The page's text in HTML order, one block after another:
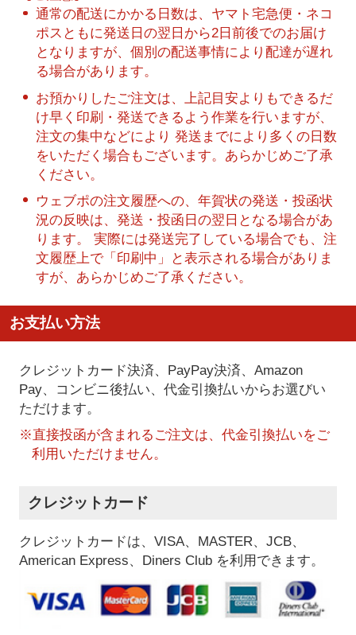
通常の配送にかかる日数は、ヤマト宅急便・ネコ
ポスともに発送日の翌日から2日前後でのお届け
となりますが、個別の配送事情により配達が遅れ
る場合があります。
お預かりしたご注文は、上記目安よりもできるだ
け早く印刷・発送できるよう作業を行いますが、
注文の集中などにより 発送までにより多くの日数
をいただく場合もございます。あらかじめご了承
ください。
ウェブポの注文履歴への、年賀状の発送・投函状
況の反映は、発送・投函日の翌日となる場合があ
ります。 実際には発送完了している場合でも、注
文履歴上で「印刷中」と表示される場合がありま
すが、あらかじめご了承ください。
お支払い方法
クレジットカード決済、PayPay決済、Amazon
Pay、コンビニ後払い、代金引換払いからお選びい
ただけます。
※直接投函が含まれるご注文は、代金引換払いをご
利用いただけません。
クレジットカード
クレジットカードは、VISA、MASTER、JCB、
American Express、Diners Club を利用できます。